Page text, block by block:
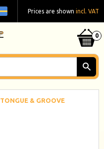
Prices are shown incl. VAT
TONGUE & GROOVE